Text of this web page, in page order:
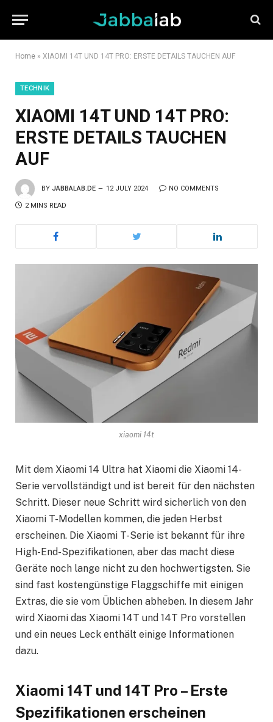
Home » XIAOMI 14T UND 14T PRO: ERSTE DETAILS TAUCHEN AUF
TECHNIK
XIAOMI 14T UND 14T PRO:
ERSTE DETAILS TAUCHEN
AUF
BY JABBALAB.DE 12 JULY 2024 NO COMMENTS
2 MINS READ
xiaomi 14t
Mit dem Xiaomi 14 Ultra hat Xiaomi die Xiaomi 14-
Serie vervollständigt und ist bereit für den nächsten
Schritt. Dieser neue Schritt wird sicherlich von den
Xiaomi T-Modellen kommen, die jeden Herbst
erscheinen. Die Xiaomi T-Serie ist bekannt für ihre
High-End-Spezifikationen, aber das macht diese
Geräte noch lange nicht zu den hochwertigsten. Sie
sind fast kostengünstige Flaggschiffe mit einigen
Extras, die sie vom Üblichen abheben. In diesem Jahr
wird Xiaomi das Xiaomi 14T und 14T Pro vorstellen
und ein neues Leck enthält einige Informationen
dazu.
Xiaomi 14T und 14T Pro – Erste
Spezifikationen erscheinen